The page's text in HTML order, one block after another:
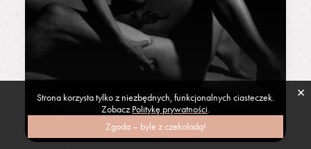
Strona korzysta tylko z niezbędnych, funkcjonalnych ciasteczek.
ZobaczPolitykę prywatności.
Zgoda – byle z czekoladą!
×